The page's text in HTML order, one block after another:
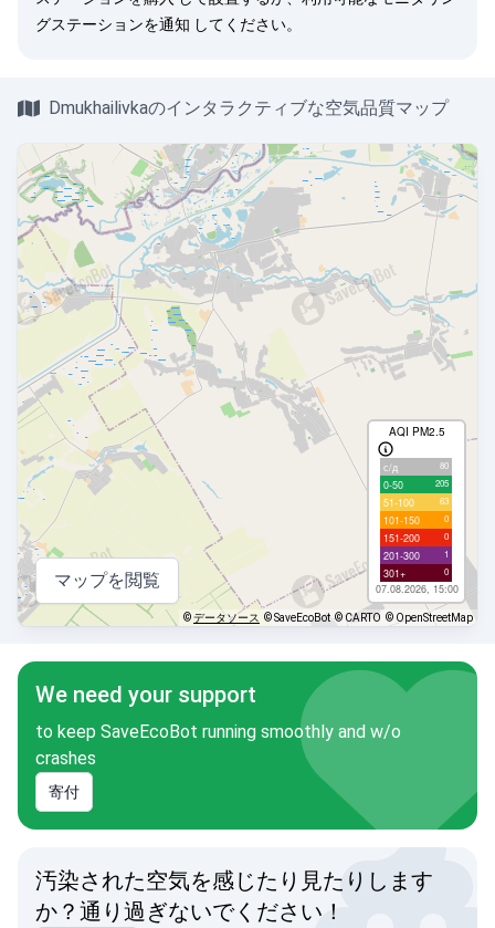
グステーションを通知 してください。
Dmukhailivkaのインタラクティブな空気品質マップ
AQI PM2.5
с/д 80
0-50 205
51-100 63
101-150 0
151-200 0
201-300 1
301+ 0
07.08.2026, 15:00
マップを閲覧
©データソース © SaveEcoBot © CARTO © OpenStreetMap
We need your support
to keep SaveEcoBot running smoothly and w/o
crashes
寄付
汚染された空気を感じたり見たりします
か？通り過ぎないでください！